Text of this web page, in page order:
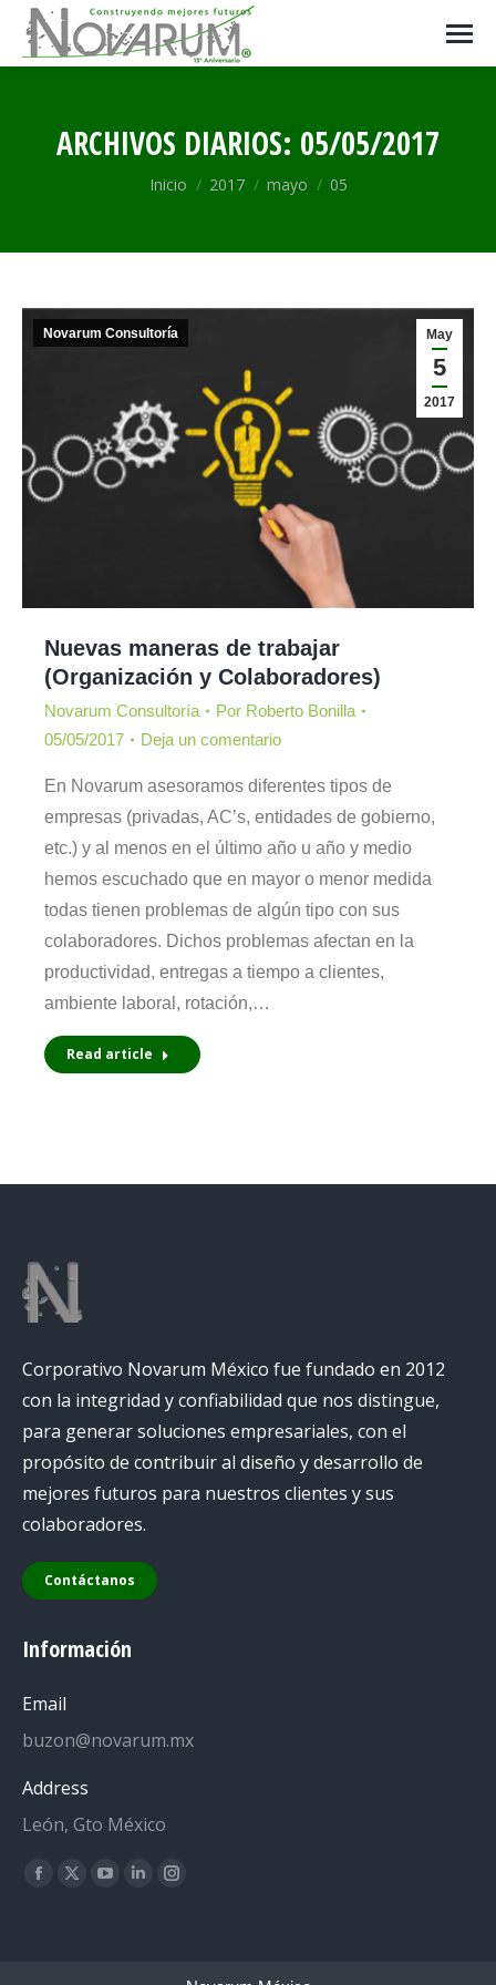
ARCHIVOS DIARIOS: 05/05/2017
Estás aquí:
Inicio 2017 mayo 05
May
5
2017
Novarum Consultoría
Nuevas maneras de trabajar
(Organización y Colaboradores)
Novarum Consultoría Por Roberto Bonilla
05/05/2017
Deja un comentario
En Novarum asesoramos diferentes tipos de
empresas (privadas, AC’s, entidades de gobierno,
etc.) y al menos en el último año u año y medio
hemos escuchado que en mayor o menor medida
todas tienen problemas de algún tipo con sus
colaboradores. Dichos problemas afectan en la
productividad, entregas a tiempo a clientes,
ambiente laboral, rotación,…
Read article
Corporativo Novarum México fue fundado en 2012
con la integridad y confiabilidad que nos distingue,
para generar soluciones empresariales, con el
propósito de contribuir al diseño y desarrollo de
mejores futuros para nuestros clientes y sus
colaboradores.
Contáctanos
Información
Email
buzon@novarum.mx
Address
León, Gto México
Encuéntranos en:
Facebook
X
YouTube
LinkedinInstagram